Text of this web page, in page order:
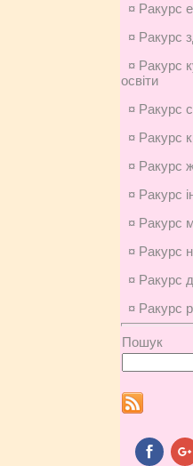
¤ Ракурс
¤ Ракурс
¤ Ракурс
освіти
¤ Ракурс
¤ Ракурс
¤ Ракурс
¤ Ракурс
¤ Ракурс
¤ Ракурс
¤ Ракурс
¤ Ракурс
Пошук